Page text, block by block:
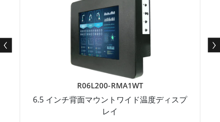
R06L200-RMA1WT
6.5 インチ背面マウントワイド温度ディスプ
レイ